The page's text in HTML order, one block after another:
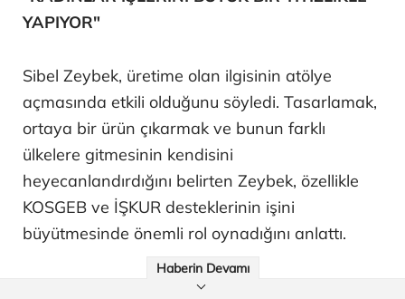
YAPIYOR"
Sibel Zeybek, üretime olan ilgisinin atölye
açmasında etkili olduğunu söyledi. Tasarlamak,
ortaya bir ürün çıkarmak ve bunun farklı
ülkelere gitmesinin kendisini
heyecanlandırdığını belirten Zeybek, özellikle
KOSGEB ve İŞKUR desteklerinin işini
büyütmesinde önemli rol oynadığını anlattı.
Haberin Devamı